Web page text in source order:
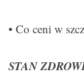
• Co ceni w
STAN